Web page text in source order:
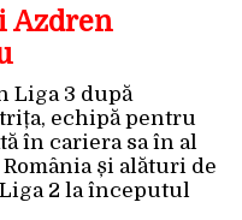
Azdren
Liga 3 după
echipă pentru
în cariera sa în al
și alături de
2 la începutul